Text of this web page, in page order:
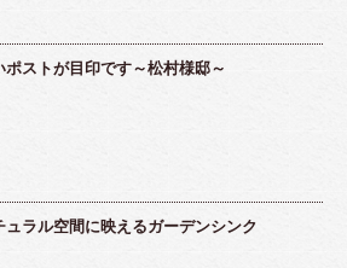
ポストが目印です～松村様邸～
ュラル空間に映えるガーデンシンク